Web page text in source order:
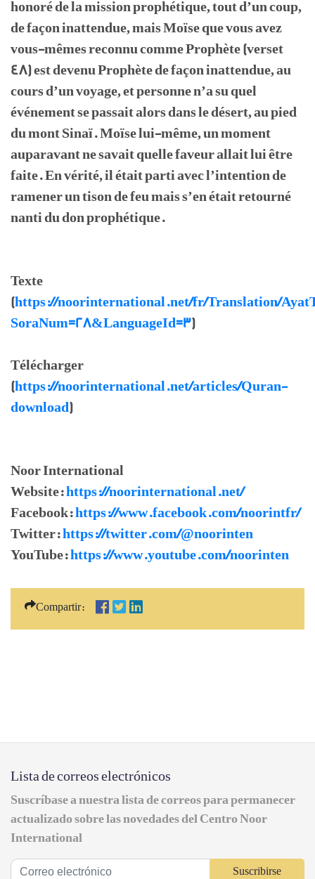
honoré de la mission prophétique, tout d’un coup,
de façon inattendue, mais Moïse que vous avez
vous-mêmes reconnu comme Prophète (verset
48) est devenu Prophète de façon inattendue, au
cours d’un voyage, et personne n’a su quel
événement se passait alors dans le désert, au pied
du mont Sinaï. Moïse lui-même, un moment
auparavant ne savait quelle faveur allait lui être
faite. En vérité, il était parti avec l’intention de
ramener un tison de feu mais s’en était retourné
nanti du don prophétique.
Texte
(https://noorinternational.net/fr/Translation/
SoraNum=28&LanguageId=3)
Télécharger
(https://noorinternational.net/articles/Quran-
download)
Noor International
Website:https://noorinternational.net/
Facebook:https://www.facebook.com/noorintfr/
Twitter:https://twitter.com/@noorinten
YouTube:https://www.youtube.com/noorinten
Compartir:
Lista de correos electrónicos
Suscríbase a nuestra lista de correos para permanecer
actualizado sobre las novedades del Centro Noor
International
Suscribirse